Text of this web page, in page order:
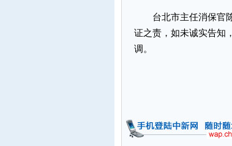
台北市主任消保官陈
证之责，如未诚实告知
调。